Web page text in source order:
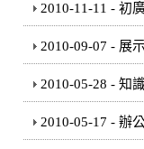
2010-11-11 - 初
2010-09-07 - 展
2010-05-28 - 知
2010-05-17 - 辦